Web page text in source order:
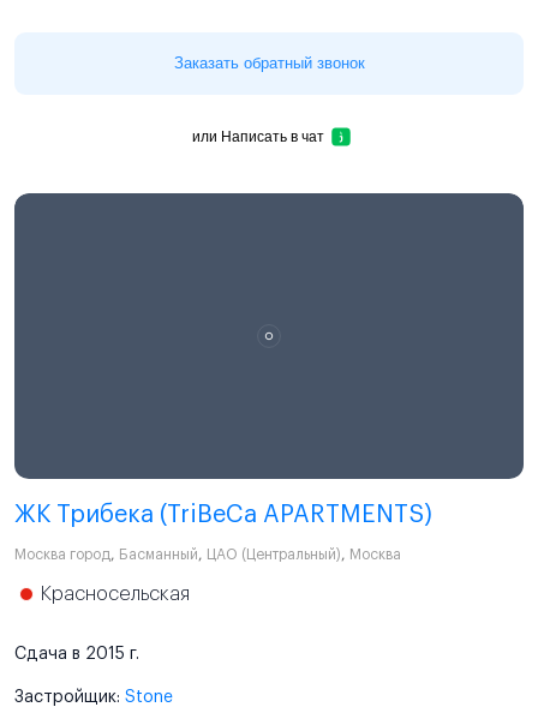
Заказать обратный звонок
или Написать в чат
ЖК Трибека (TriBeCa APARTMENTS)
Москва город, Басманный, ЦАО (Центральный), Москва
Красносельская
Сдача в 2015 г.
Застройщик: Stone